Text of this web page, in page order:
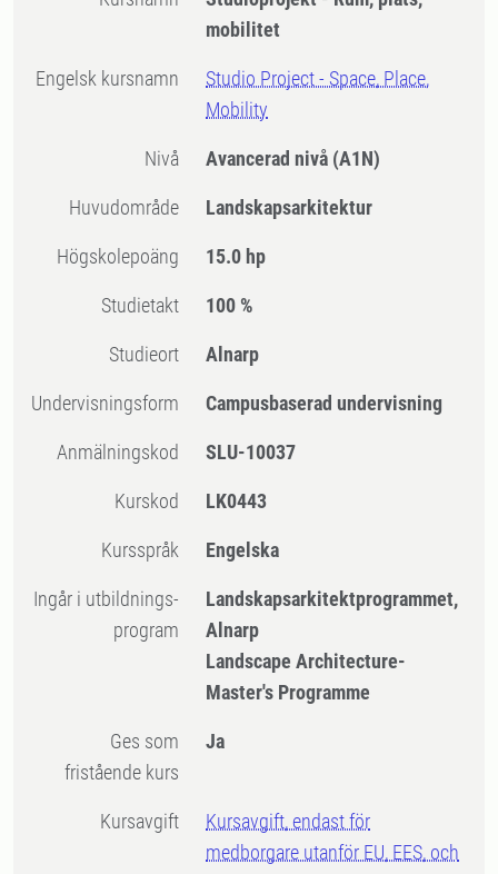
mobilitet
Engelsk kursnamn
Studio Project - Space, Place,
Mobility
Nivå Avancerad nivå (A1N)
Huvudområde Landskapsarkitektur
högskolepoäng 15.0 hp
Studietakt 100 %
Studieort Alnarp
Undervisningsform Campusbaserad undervisning
Anmälningskod SLU-10037
Kurskod LK0443
Kursspråk Engelska
Ingår i utbildnings-
program
Landskapsarkitektprogrammet,
Alnarp
Landscape Architecture-
Master's Programme
Ges som
fristående kurs
Ja
Kursavgift
Kursavgift, endast för
medborgare utanför EU, EES, och